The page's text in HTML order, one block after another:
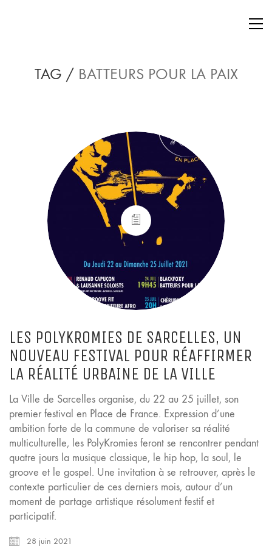
TAG / BATTEURS POUR LA PAIX
LES POLYKROMIES DE SARCELLES, UN
NOUVEAU FESTIVAL POUR RÉAFFIRMER
LA RÉALITÉ URBAINE DE LA VILLE
La Ville de Sarcelles organise, du 22 au 25 juillet, son
premier festival en Place de France. Expression d’une
ambition forte de la commune de valoriser sa réalité
multiculturelle, les PolyKromies feront se rencontrer pendant
quatre jours la musique classique, le hip hop, la soul, le
groove et le gospel. Une invitation à se retrouver, après le
contexte particulier de ces derniers mois, autour d’un
moment de partage artistique résolument festif et
participatif.
28 juin 2021